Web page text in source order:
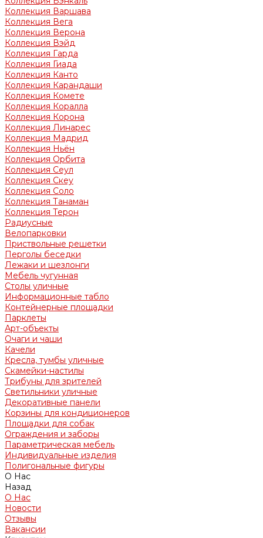
Коллекция Варшава
Коллекция Вега
Коллекция Верона
Коллекция Вэйд
Коллекция Гарда
Коллекция Гиада
Коллекция Канто
Коллекция Карандаши
Коллекция Комете
Коллекция Коралла
Коллекция Корона
Коллекция Линарес
Коллекция Мадрид
Коллекция Ньён
Коллекция Орбита
Коллекция Сеул
Коллекция Скеу
Коллекция Соло
Коллекция Танаман
Коллекция Терон
Радиусные
Велопарковки
Приствольные решетки
Перголы беседки
Лежаки и шезлонги
Мебель чугунная
Столы уличные
Информационные табло
Контейнерные площадки
Парклеты
Арт-объекты
Очаги и чаши
Качели
Кресла, тумбы уличные
Скамейки-настилы
Трибуны для зрителей
Светильники уличные
Декоративные панели
Корзины для кондиционеров
Площадки для собак
Ограждения и заборы
Параметрическая мебель
Индивидуальные изделия
Полигональные фигуры
О Нас
Назад
О Нас
Новости
Отзывы
Вакансии